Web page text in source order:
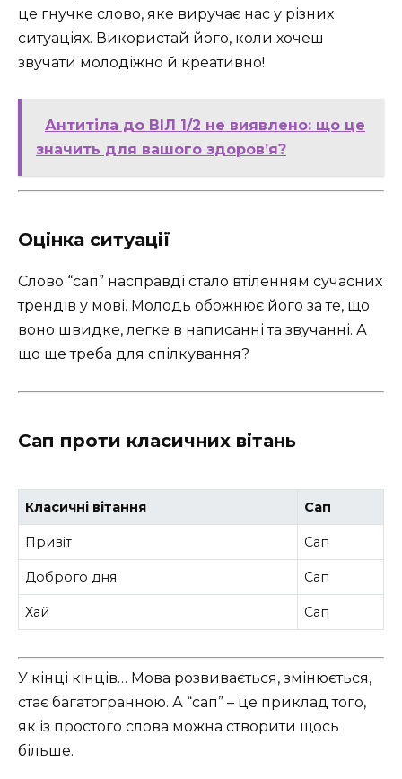
це гнучке слово, яке виручає нас у різних
ситуаціях. Використай його, коли хочеш
звучати молодіжно й креативно!
Антитіла до ВІЛ 1/2 не виявлено: що це
значить для вашого здоров’я?
Оцінка ситуації
Слово “сап” насправді стало втіленням сучасних
трендів у мові. Молодь обожнює його за те, що
воно швидке, легке в написанні та звучанні. А
що ще треба для спілкування?
Сап проти класичних вітань
Класичні вітання Сап
Привіт Сап
Доброго дня Сап
Хай Сап
У кінці кінців… Мова розвивається, змінюється,
стає багатогранною. А “сап” – це приклад того,
як із простого слова можна створити щось
більше.